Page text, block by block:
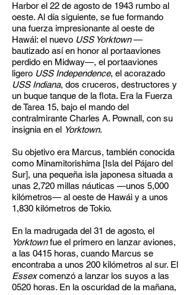
Harbor el 22 de agosto de 1943 rumbo al
oeste. Al día siguiente, se fue formando
una fuerza impresionante al oeste de
Hawái: el nuevo USS Yorktown—
bautizado así en honor al portaaviones
perdido en Midway—, el portaaviones
ligero USS Independence, el acorazado
USS Indiana, dos cruceros, destructores y
un buque tanque de la flota. Era la Fuerza
de Tarea 15, bajo el mando del
contralmirante Charles A. Pownall, con su
insignia en el Yorktown.
Su objetivo era Marcus, también conocida
como Minamitorishima [Isla del Pájaro del
Sur], una pequeña isla japonesa situada a
unas 2,720 millas náuticas —unos 5,000
kilómetros— al oeste de Hawái y a unos
1,830 kilómetros de Tokio.
En la madrugada del 31 de agosto, el
Yorktownfue el primero en lanzar aviones,
a las 0415 horas, cuando Marcus se
encontraba a unos 200 kilómetros al sur. El
Essexcomenzó a lanzar los suyos a las
0520 horas. En la oscuridad de la mañana,